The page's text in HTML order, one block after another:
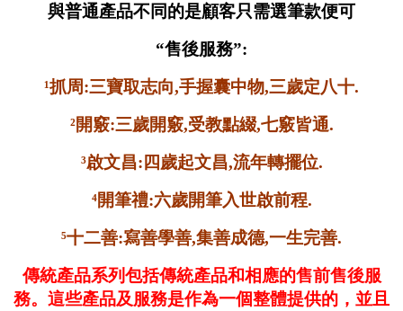
與普通產品不同的是顧客只需選筆款便可
“售後服務”:
¹抓周:三寶取志向,手握囊中物,三歲定八十.
²開竅:三歲開竅,受教點綴,七竅皆通.
³啟文昌:四歲起文昌,流年轉擺位.
⁴開筆禮:六歲開筆入世啟前程.
⁵十二善:寫善學善,集善成德,一生完善.
傳統產品系列包括傳統產品和相應的售前售後服
務。這些產品及服務是作為一個整體提供的，並且